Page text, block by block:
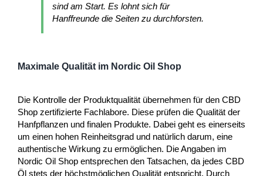
sind am Start. Es lohnt sich für
Hanffreunde die Seiten zu durchforsten.
Maximale Qualität im Nordic Oil Shop
Die Kontrolle der Produktqualität übernehmen für den CBD
Shop zertifizierte Fachlabore. Diese prüfen die Qualität der
Hanfpflanzen und finalen Produkte. Dabei geht es einerseits
um einen hohen Reinheitsgrad und natürlich darum, eine
authentische Wirkung zu ermöglichen. Die Angaben im
Nordic Oil Shop entsprechen den Tatsachen, da jedes CBD
Öl stets der höchstmöglichen Qualität entspricht. Durch